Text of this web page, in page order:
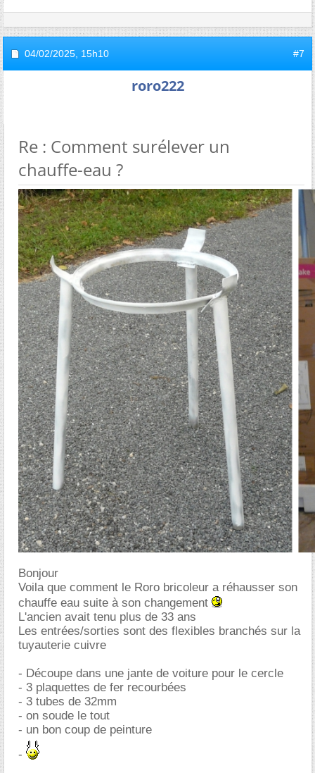
04/02/2025, 15h10 #7
roro222
Re : Comment surélever un
chauffe-eau ?
Bonjour
Voila que comment le Roro bricoleur a réhausser son
chauffe eau suite à son changement
L'ancien avait tenu plus de 33 ans
Les entrées/sorties sont des flexibles branchés sur la
tuyauterie cuivre
- Découpe dans une jante de voiture pour le cercle
- 3 plaquettes de fer recourbées
- 3 tubes de 32mm
- on soude le tout
- un bon coup de peinture
-